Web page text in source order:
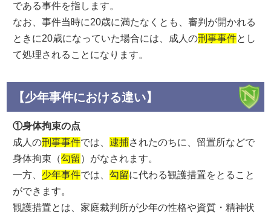
である事件を指します。
なお、事件当時に20歳に満たなくとも、審判が開かれる
ときに20歳になっていた場合には、成人の刑事事件とし
て処理されることになります。
【少年事件における違い】
①身体拘束の点
成人の刑事事件では、逮捕されたのちに、留置所などで
身体拘束（勾留 ）がなされます。
一方、 少年事件では、勾留に代わる観護措置をとること
ができます。
観護措置とは、家庭裁判所が少年の性格や資質・精神状